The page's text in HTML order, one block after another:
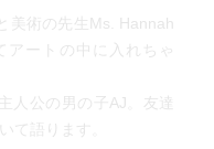
美術の先生Ms. Hannah
アートの中に入れちゃ
人公の男の子AJ。友達
て語ります。